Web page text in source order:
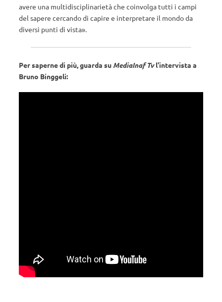
avere una multidisciplinarietà che coinvolga tutti i campi
del sapere cercando di capire e interpretare il mondo da
diversi punti di vista».
Per saperne di più, guarda su MediaInaf Tvl’intervista a
Bruno Binggeli: